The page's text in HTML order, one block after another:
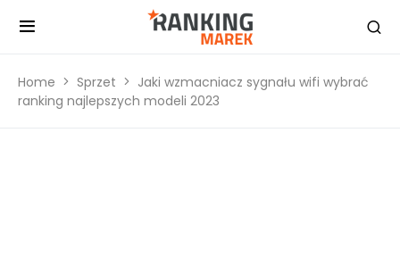
Home Sprzet
Jaki wzmacniacz sygnału wifi wybrać
ranking najlepszych modeli 2023